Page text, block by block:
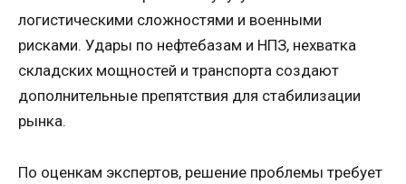
логистическими сложностями и военными
рисками. Удары по нефтебазам и НПЗ, нехватка
складских мощностей и транспорта создают
дополнительные препятствия для стабилизации
рынка.
По оценкам экспертов, решение проблемы требует